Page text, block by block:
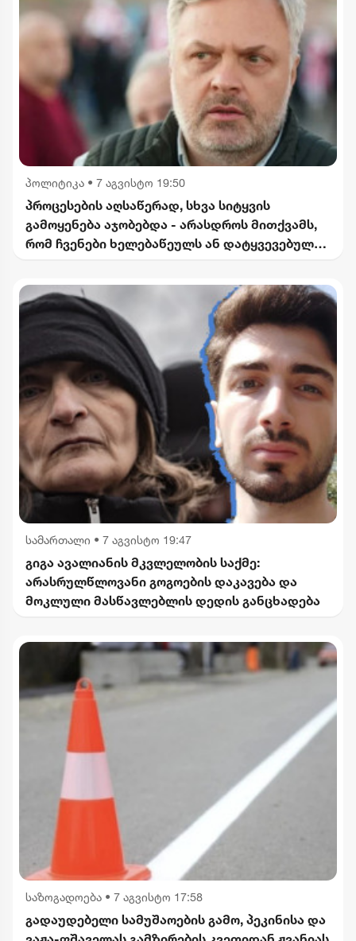
პოლიტიკა • 7 აგვისტო 19:50
პროცესების აღსაწერად, სხვა სიტყვის
გამოყენება აჯობებდა - არასდროს მითქვამს,
რომ ჩვენები ხელებაწეულს ან დატყვევებულს
სამართალი • 7 აგვისტო 19:47
გიგა ავალიანის მკვლელობის საქმე:
არასრულწლოვანი გოგოების დაკავება და
მოკლული მასწავლებლის დედის განცხადება
საზოგადოება • 7 აგვისტო 17:58
გადაუდებელი სამუშაოების გამო, პეკინისა და